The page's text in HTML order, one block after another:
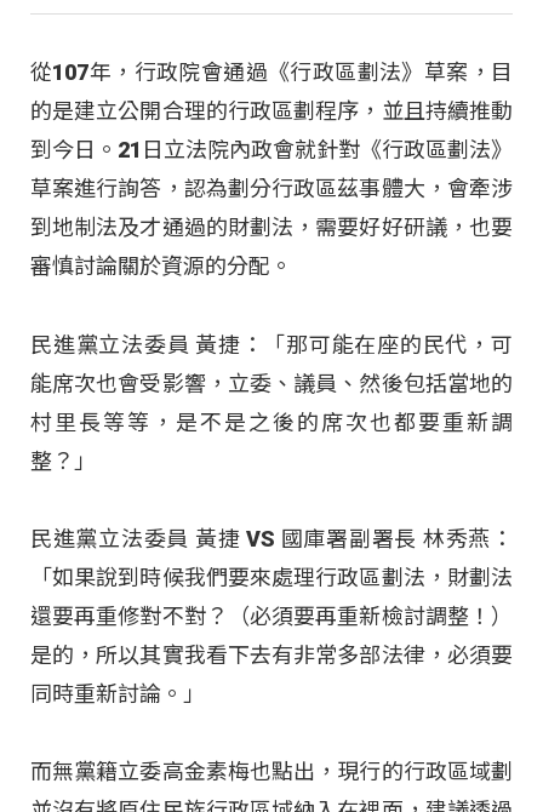
從107年，行政院會通過《行政區劃法》草案，目
的是建立公開合理的行政區劃程序，並且持續推動
到今日。21日立法院內政會就針對《行政區劃法》
草案進行詢答，認為劃分行政區茲事體大，會牽涉
到地制法及才通過的財劃法，需要好好研議，也要
審慎討論關於資源的分配。
民進黨立法委員 黃捷：「那可能在座的民代，可
能席次也會受影響，立委、議員、然後包括當地的
村里長等等，是不是之後的席次也都要重新調
整？」
民進黨立法委員 黃捷 VS 國庫署副署長 林秀燕：
「如果說到時候我們要來處理行政區劃法，財劃法
還要再重修對不對？（必須要再重新檢討調整！）
是的，所以其實我看下去有非常多部法律，必須要
同時重新討論。」
而無黨籍立委高金素梅也點出，現行的行政區域劃